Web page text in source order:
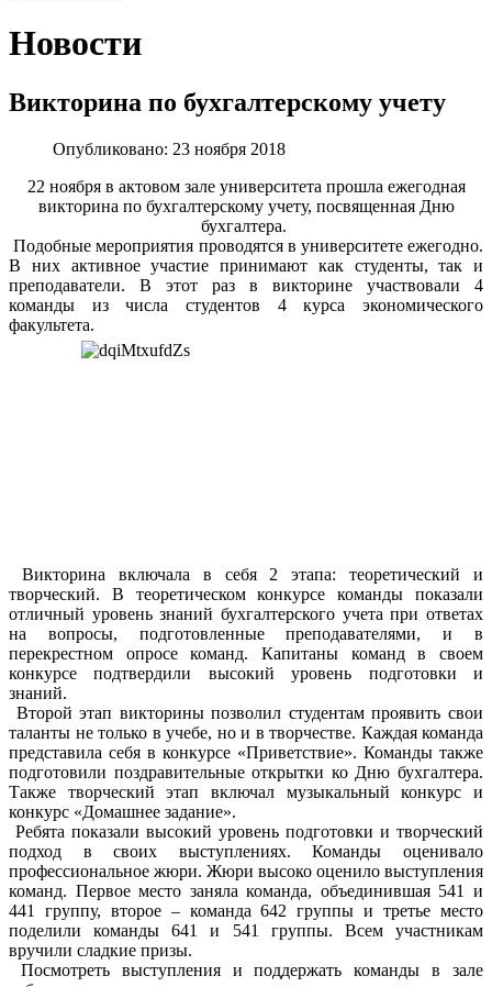
Новости
Викторина по бухгалтерскому учету
Опубликовано: 23 ноября 2018
22 ноября в актовом зале университета прошла ежегодная
викторина по бухгалтерскому учету, посвященная Дню
бухгалтера.
Подобные мероприятия проводятся в университете ежегодно.
В них активное участие принимают как студенты, так и
преподаватели. В этот раз в викторине участвовали 4
команды из числа студентов 4 курса экономического
факультета.
Викторина включала в себя 2 этапа: теоретический и
творческий. В теоретическом конкурсе команды показали
отличный уровень знаний бухгалтерского учета при ответах
на вопросы, подготовленные преподавателями, и в
перекрестном опросе команд. Капитаны команд в своем
конкурсе подтвердили высокий уровень подготовки и
знаний.
Второй этап викторины позволил студентам проявить свои
таланты не только в учебе, но и в творчестве. Каждая команда
представила себя в конкурсе «Приветствие». Команды также
подготовили поздравительные открытки ко Дню бухгалтера.
Также творческий этап включал музыкальный конкурс и
конкурс «Домашнее задание».
Ребята показали высокий уровень подготовки и творческий
подход в своих выступлениях. Команды оценивало
профессиональное жюри. Жюри высоко оценило выступления
команд. Первое место заняла команда, объединившая 541 и
441 группу, второе – команда 642 группы и третье место
поделили команды 641 и 541 группы. Всем участникам
вручили сладкие призы.
Посмотреть выступления и поддержать команды в зале